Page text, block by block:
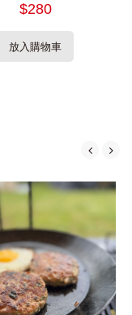
$280
放入購物車